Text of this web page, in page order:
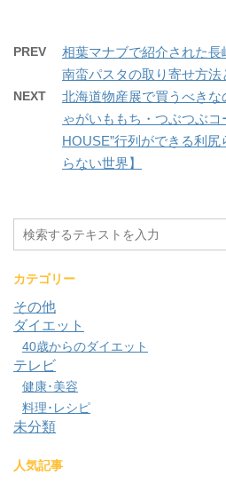
PREV
相葉マナブで紹介された
南蛮パスタの取り寄せ方
NEXT
北海道物産展で買うべき
ゃがいももち・つぶつぶコ
HOUSE”行列ができる利
らない世界】
カテゴリー
その他
ダイエット
40歳からのダイエット
テレビ
健康･美容
料理･レシピ
未分類
人気記事